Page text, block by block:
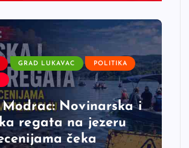
GRAD LUKAVAC POLITIKA
Modrac: Novinarska i
regata na jezeru
čeka